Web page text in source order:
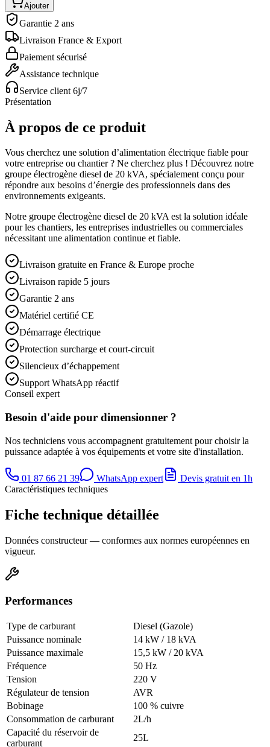
Ajouter
Garantie 2 ans
Livraison France & Export
Paiement sécurisé
Assistance technique
Service client 6j/7
Présentation
À propos de ce produit
Vous cherchez une solution d’alimentation électrique fiable pour
votre entreprise ou chantier ? Ne cherchez plus ! Découvrez notre
groupe électrogène diesel de 20 kVA, spécialement conçu pour
répondre aux besoins d’énergie des professionnels dans des
environnements exigeants.
Notre groupe électrogène diesel de 20 kVA est la solution idéale
pour les chantiers, les entreprises industrielles ou commerciales
nécessitant une alimentation continue et fiable.
Livraison gratuite en France & Europe proche
Livraison rapide 5 jours
Garantie 2 ans
Matériel certifié CE
Démarrage électrique
Protection surcharge et court-circuit
Silencieux d’échappement
Support WhatsApp réactif
Conseil expert
Besoin d'aide pour dimensionner ?
Nos techniciens vous accompagnent gratuitement pour choisir la
puissance adaptée à vos équipements et votre site d'installation.
01 87 66 21 39 WhatsApp expert
Devis gratuit en 1h
Caractéristiques techniques
Fiche technique détaillée
Données constructeur — conformes aux normes européennes en
vigueur.
Performances
Type de carburant
Diesel (Gazole)
Puissance nominale
14 kW / 18 kVA
Puissance maximale
15,5 kW / 20 kVA
Fréquence
50 Hz
Tension
220 V
Régulateur de tension
AVR
Bobinage
100 % cuivre
Consommation de carburant
2L/h
Capacité du réservoir de
carburant
25L